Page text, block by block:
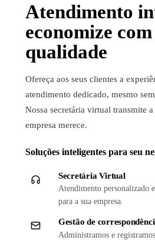
Atendimento
economize com
qualidade
Ofereça aos seus clientes a
atendimento dedicado, mesmo
Nossa secretária virtual transmite
empresa merece.
Soluções inteligentes para seu
Secretária Virtual
Atendimento personalizado
para a sua empresa.
Gestão de
Administramos e